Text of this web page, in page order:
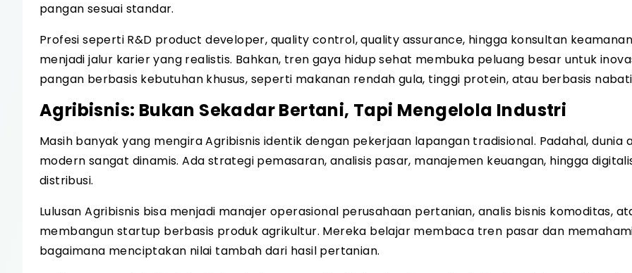
pangan sesuai standar.
Profesi seperti R&D product developer, quality control, quality assurance, hingga konsultan
menjadi jalur karier yang realistis. Bahkan, tren gaya hidup sehat membuka peluang besar untuk
pangan berbasis kebutuhan khusus, seperti makanan rendah gula, tinggi protein, atau berbasis
Agribisnis: Bukan Sekadar Bertani, Tapi Mengelola Industri
Masih banyak yang mengira Agribisnis identik dengan pekerjaan lapangan tradisional. Padahal, dunia
modern sangat dinamis. Ada strategi pemasaran, analisis pasar, manajemen keuangan, hingga
distribusi.
Lulusan Agribisnis bisa menjadi manajer operasional perusahaan pertanian, analis bisnis komoditas,
membangun startup berbasis produk agrikultur. Mereka belajar membaca tren pasar dan
bagaimana menciptakan nilai tambah dari hasil pertanian.